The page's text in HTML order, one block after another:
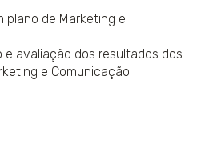
plano de Marketing e
e avaliação dos resultados dos
e Comunicação